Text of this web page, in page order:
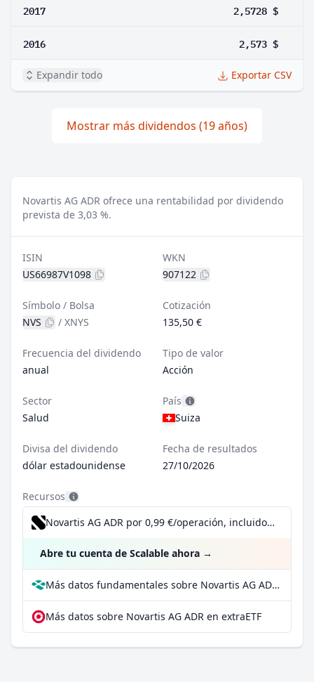
2017 2,5728 $
2016 2,573 $
Expandir todo Exportar CSV
Mostrar más dividendos (19 años)
Novartis AG ADR ofrece una rentabilidad por dividendo
prevista de 3,03 %.
ISIN
US66987V1098
WKN
907122
Símbolo / Bolsa
NVS
/ XNYS
Cotización
135,50 €
Frecuencia del dividendo
anual
Tipo de valor
Acción
Sector
Salud
País
Suiza
Divisa del dividendo
dólar estadounidense
Fecha de resultados
27/10/2026
Recursos
Novartis AG ADR por 0,99 €/operación, incluido el Dividend Reinvestment Plan
Abre tu cuenta de Scalable ahora →
Más datos fundamentales sobre Novartis AG ADR en Parqet
Más datos sobre Novartis AG ADR en extraETF